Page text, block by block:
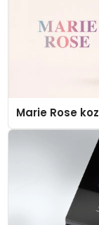
Marie Rose